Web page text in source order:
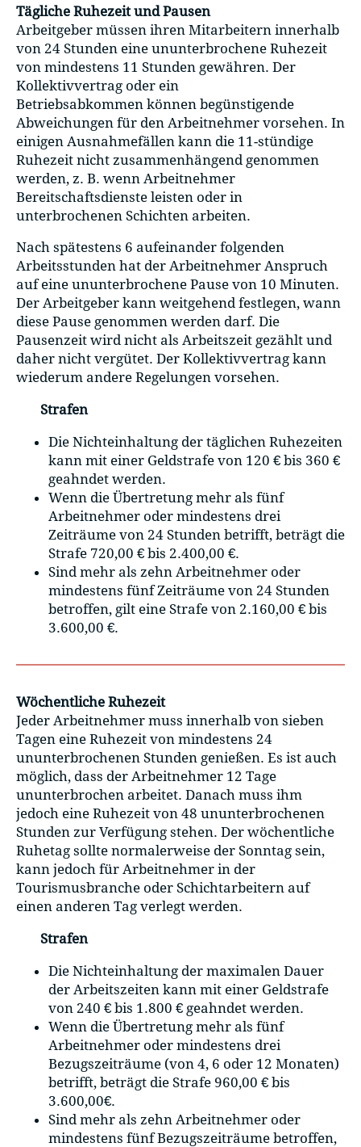
Tägliche Ruhezeit und Pausen
Arbeitgeber müssen ihren Mitarbeitern innerhalb
von 24 Stunden eine ununterbrochene Ruhezeit
von mindestens 11 Stunden gewähren. Der
Kollektivvertrag oder ein
Betriebsabkommen können begünstigende
Abweichungen für den Arbeitnehmer vorsehen. In
einigen Ausnahmefällen kann die 11-stündige
Ruhezeit nicht zusammenhängend genommen
werden, z. B. wenn Arbeitnehmer
Bereitschaftsdienste leisten oder in
unterbrochenen Schichten arbeiten.
Nach spätestens 6 aufeinander folgenden
Arbeitsstunden hat der Arbeitnehmer Anspruch
auf eine ununterbrochene Pause von 10 Minuten.
Der Arbeitgeber kann weitgehend festlegen, wann
diese Pause genommen werden darf. Die
Pausenzeit wird nicht als Arbeitszeit gezählt und
daher nicht vergütet. Der Kollektivvertrag kann
wiederum andere Regelungen vorsehen.
Strafen
Die Nichteinhaltung der täglichen Ruhezeiten
kann mit einer Geldstrafe von 120 € bis 360 €
geahndet werden.
Wenn die Übertretung mehr als fünf
Arbeitnehmer oder mindestens drei
Zeiträume von 24 Stunden betrifft, beträgt die
Strafe 720,00 € bis 2.400,00 €.
Sind mehr als zehn Arbeitnehmer oder
mindestens fünf Zeiträume von 24 Stunden
betroffen, gilt eine Strafe von 2.160,00 € bis
3.600,00 €.
Wöchentliche Ruhezeit
Jeder Arbeitnehmer muss innerhalb von sieben
Tagen eine Ruhezeit von mindestens 24
ununterbrochenen Stunden genießen. Es ist auch
möglich, dass der Arbeitnehmer 12 Tage
ununterbrochen arbeitet. Danach muss ihm
jedoch eine Ruhezeit von 48 ununterbrochenen
Stunden zur Verfügung stehen. Der wöchentliche
Ruhetag sollte normalerweise der Sonntag sein,
kann jedoch für Arbeitnehmer in der
Tourismusbranche oder Schichtarbeitern auf
einen anderen Tag verlegt werden.
Strafen
Die Nichteinhaltung der maximalen Dauer
der Arbeitszeiten kann mit einer Geldstrafe
von 240 € bis 1.800 € geahndet werden.
Wenn die Übertretung mehr als fünf
Arbeitnehmer oder mindestens drei
Bezugszeiträume (von 4, 6 oder 12 Monaten)
betrifft, beträgt die Strafe 960,00 € bis
3.600,00€.
Sind mehr als zehn Arbeitnehmer oder
mindestens fünf Bezugszeiträume betroffen,